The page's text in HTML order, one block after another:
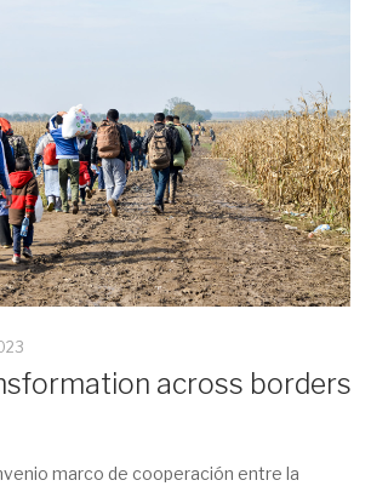
across borders
marco de cooperación entre la